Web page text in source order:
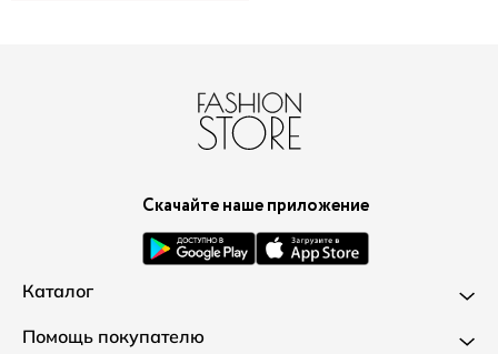
Скачайте наше приложение
Каталог
Новинки
Помощь покупателю